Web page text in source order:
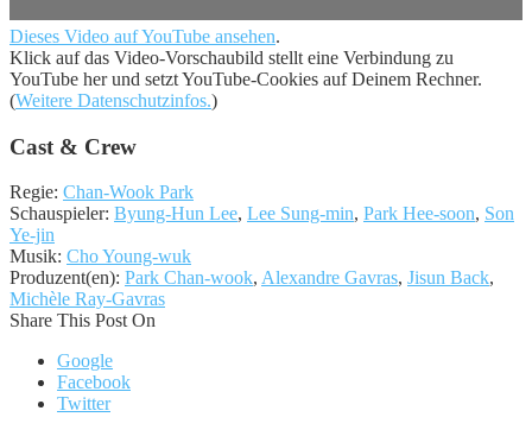
Dieses Video auf YouTube ansehen.
Klick auf das Video-Vorschaubild stellt eine Verbindung zu
YouTube her und setzt YouTube-Cookies auf Deinem Rechner.
(Weitere Datenschutzinfos.)
Cast & Crew
Regie: Chan-Wook Park
Schauspieler: Byung-Hun Lee, Lee Sung-min, Park Hee-soon, Son
Ye-jin
Musik: Cho Young-wuk
Produzent(en): Park Chan-wook, Alexandre Gavras, Jisun Back,
Michèle Ray-Gavras
Share This Post On
Google
Facebook
Twitter